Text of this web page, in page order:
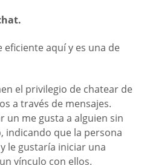
aquí y es una de
el privilegio de chatear de
a través de mensajes.
un me gusta a alguien sin
indicando que la persona
le gustaría iniciar una
vínculo con ellos.